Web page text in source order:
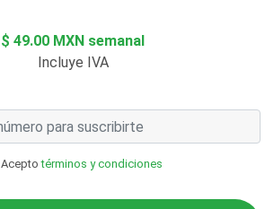
$ 49.00 MXN semanal
Incluye IVA
Aceptotérminos y condiciones